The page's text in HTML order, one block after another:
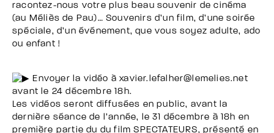
racontez-nous votre plus beau souvenir de cinéma
(au Méliès de Pau)… Souvenirs d’un film, d’une soirée
spéciale, d’un événement, que vous soyez adulte, ado
ou enfant !
Envoyer la vidéo à xavier.lefalher@lemelies.net
avant le 24 décembre 18h.
Les vidéos seront diffusées en public, avant la
dernière séance de l’année, le 31 décembre à 18h en
première partie du du film SPECTATEURS, présenté en